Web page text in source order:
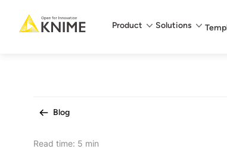
Main menu
Product Solutions
Blog
Read time: 5 min